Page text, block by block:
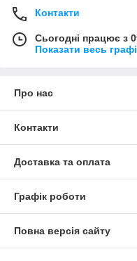
Контакти
Сьогодні працює з
Показати весь
Про нас
Контакти
Доставка та оплата
Графік роботи
Повна версія сайту